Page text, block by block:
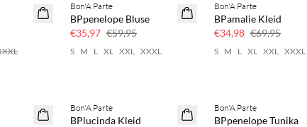
40 % Rabatt
Bon'A Parte
BPpenelope Bluse
€35,97 €59,95
S M L XL XXL XXXL
50 % Rabatt
Bon'A Parte
BPamalie Kleid
€34,98 €69,95
S M L XL XXL XXXL
40 % Rabatt
Bon'A Parte
BPlucinda Kleid
40 % Rabatt
Bon'A Parte
BPpenelope Tunika